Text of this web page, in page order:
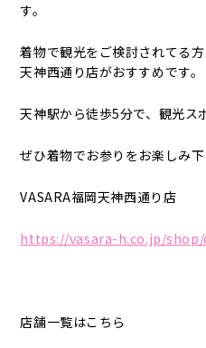
す。
着物で観光をご検討されてる
天神西通り店がおすすめです。
天神駅から徒歩5分で、観光ス
ぜひ着物でお参りをお楽しみ下
VASARA福岡天神西通り店
https://vasara-h.co.jp/
店舗一覧はこちら